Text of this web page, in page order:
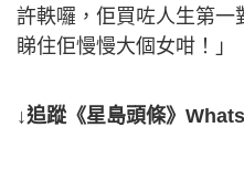
許軼囉，佢買咗人生第一
睇住佢慢慢大個女咁！」
↓追蹤《星島頭條》